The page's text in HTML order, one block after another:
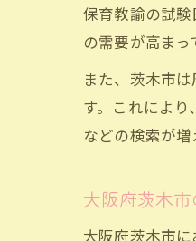
保育教諭の試
の需要が高ま
また、茨木市
す。これによ
などの検索が
大阪府茨木
大阪府茨木市